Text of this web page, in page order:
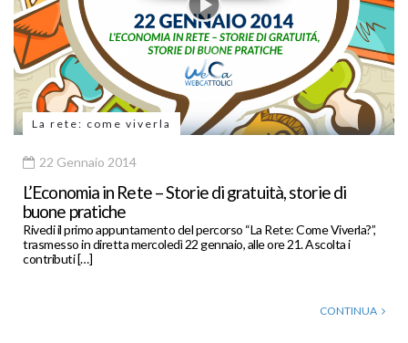
La rete: come viverla
22 Gennaio 2014
L’Economia in Rete – Storie di gratuità, storie di
buone pratiche
Rivedi il primo appuntamento del percorso “La Rete: Come Viverla?”,
trasmesso in diretta mercoledì 22 gennaio, alle ore 21. Ascolta i
contributi […]
CONTINUA